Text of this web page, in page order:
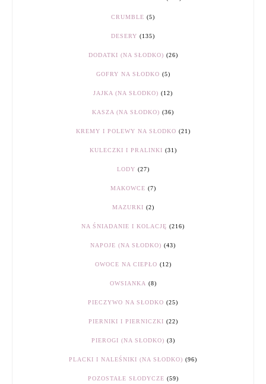
CRUMBLE (5)
DESERY (135)
DODATKI (NA SŁODKO) (26)
GOFRY NA SŁODKO (5)
JAJKA (NA SŁODKO) (12)
KASZA (NA SŁODKO) (36)
KREMY I POLEWY NA SŁODKO (21)
KULECZKI I PRALINKI (31)
LODY (27)
MAKOWCE (7)
MAZURKI (2)
NA ŚNIADANIE I KOLACJĘ (216)
NAPOJE (NA SŁODKO) (43)
OWOCE NA CIEPŁO (12)
OWSIANKA (8)
PIECZYWO NA SŁODKO (25)
PIERNIKI I PIERNICZKI (22)
PIEROGI (NA SŁODKO) (3)
PLACKI I NALEŚNIKI (NA SŁODKO) (96)
POZOSTAŁE SŁODYCZE (59)